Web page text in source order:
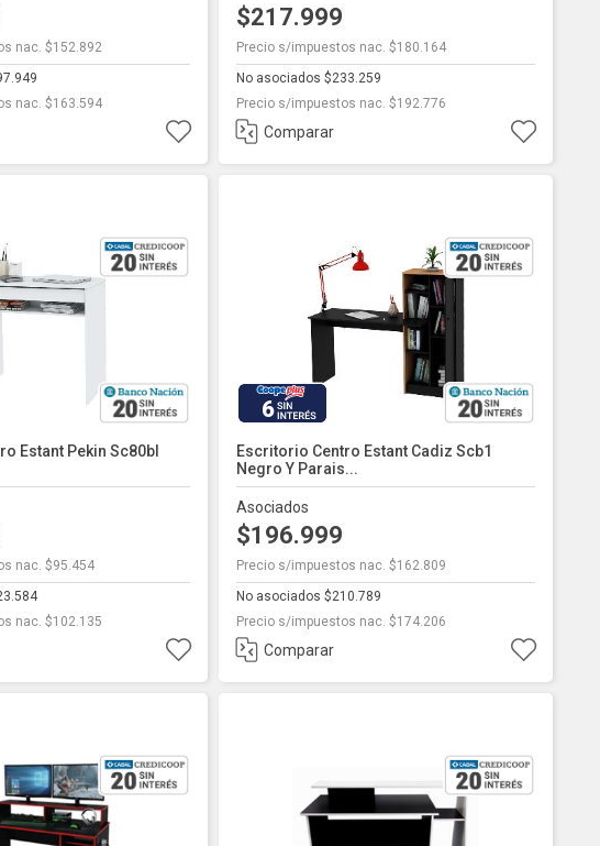
nac. $152.892
nac. $163.594
$217.999
Precio s/impuestos nac. $180.164
No asociados $233.259
Precio s/impuestos nac. $192.776
Comparar
Estant Pekin Sc80bl
nac. $95.454
nac. $102.135
6
Escritorio Centro Estant Cadiz Scb1
Negro Y Parais...
Asociados
$196.999
Precio s/impuestos nac. $162.809
No asociados $210.789
Precio s/impuestos nac. $174.206
Comparar